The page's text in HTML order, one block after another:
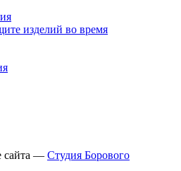
изделий во время
сайта — Студия Борового